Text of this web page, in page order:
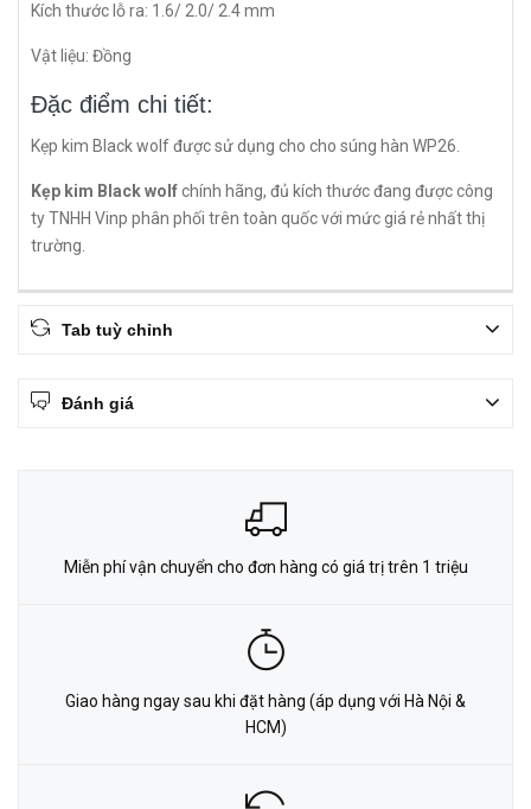
Kích thước lỗ ra: 1.6/ 2.0/ 2.4 mm
Vật liệu: Đồng
Đặc điểm chi tiết:
Kẹp kim Black wolf được sử dụng cho cho súng hàn WP26.
Kẹp kim Black wolfchính hãng, đủ kích thước đang được công
ty TNHH Vinp phân phối trên toàn quốc với mức giá rẻ nhất thị
trường.
Tab tuỳ chỉnh
Đánh giá
Miễn phí vận chuyển cho đơn hàng có giá trị trên 1 triệu
Giao hàng ngay sau khi đặt hàng (áp dụng với Hà Nội &
HCM)